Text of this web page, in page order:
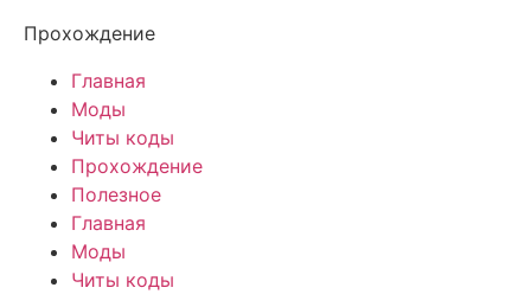
Прохождение
Главная
Моды
Читы коды
Прохождение
Полезное
Главная
Моды
Читы коды